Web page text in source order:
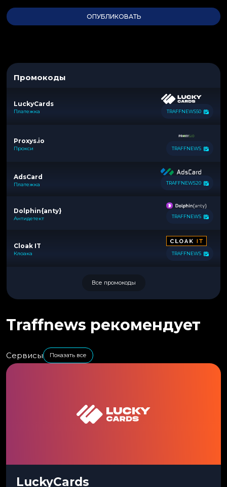
Промокоды
LuckyCards
Платежка TRAFFNEWS50
Proxys.io
Прокси TRAFFNEWS
AdsCard
Платежка TRAFFNEWS20
Dolphin{anty}
Антидетект TRAFFNEWS
Cloak IT
Клоака TRAFFNEWS
Все промокоды
Traffnews рекомендует
Сервисы Показать все
LuckyCards